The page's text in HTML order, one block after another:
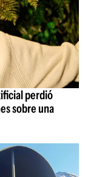
perdió
sobre una